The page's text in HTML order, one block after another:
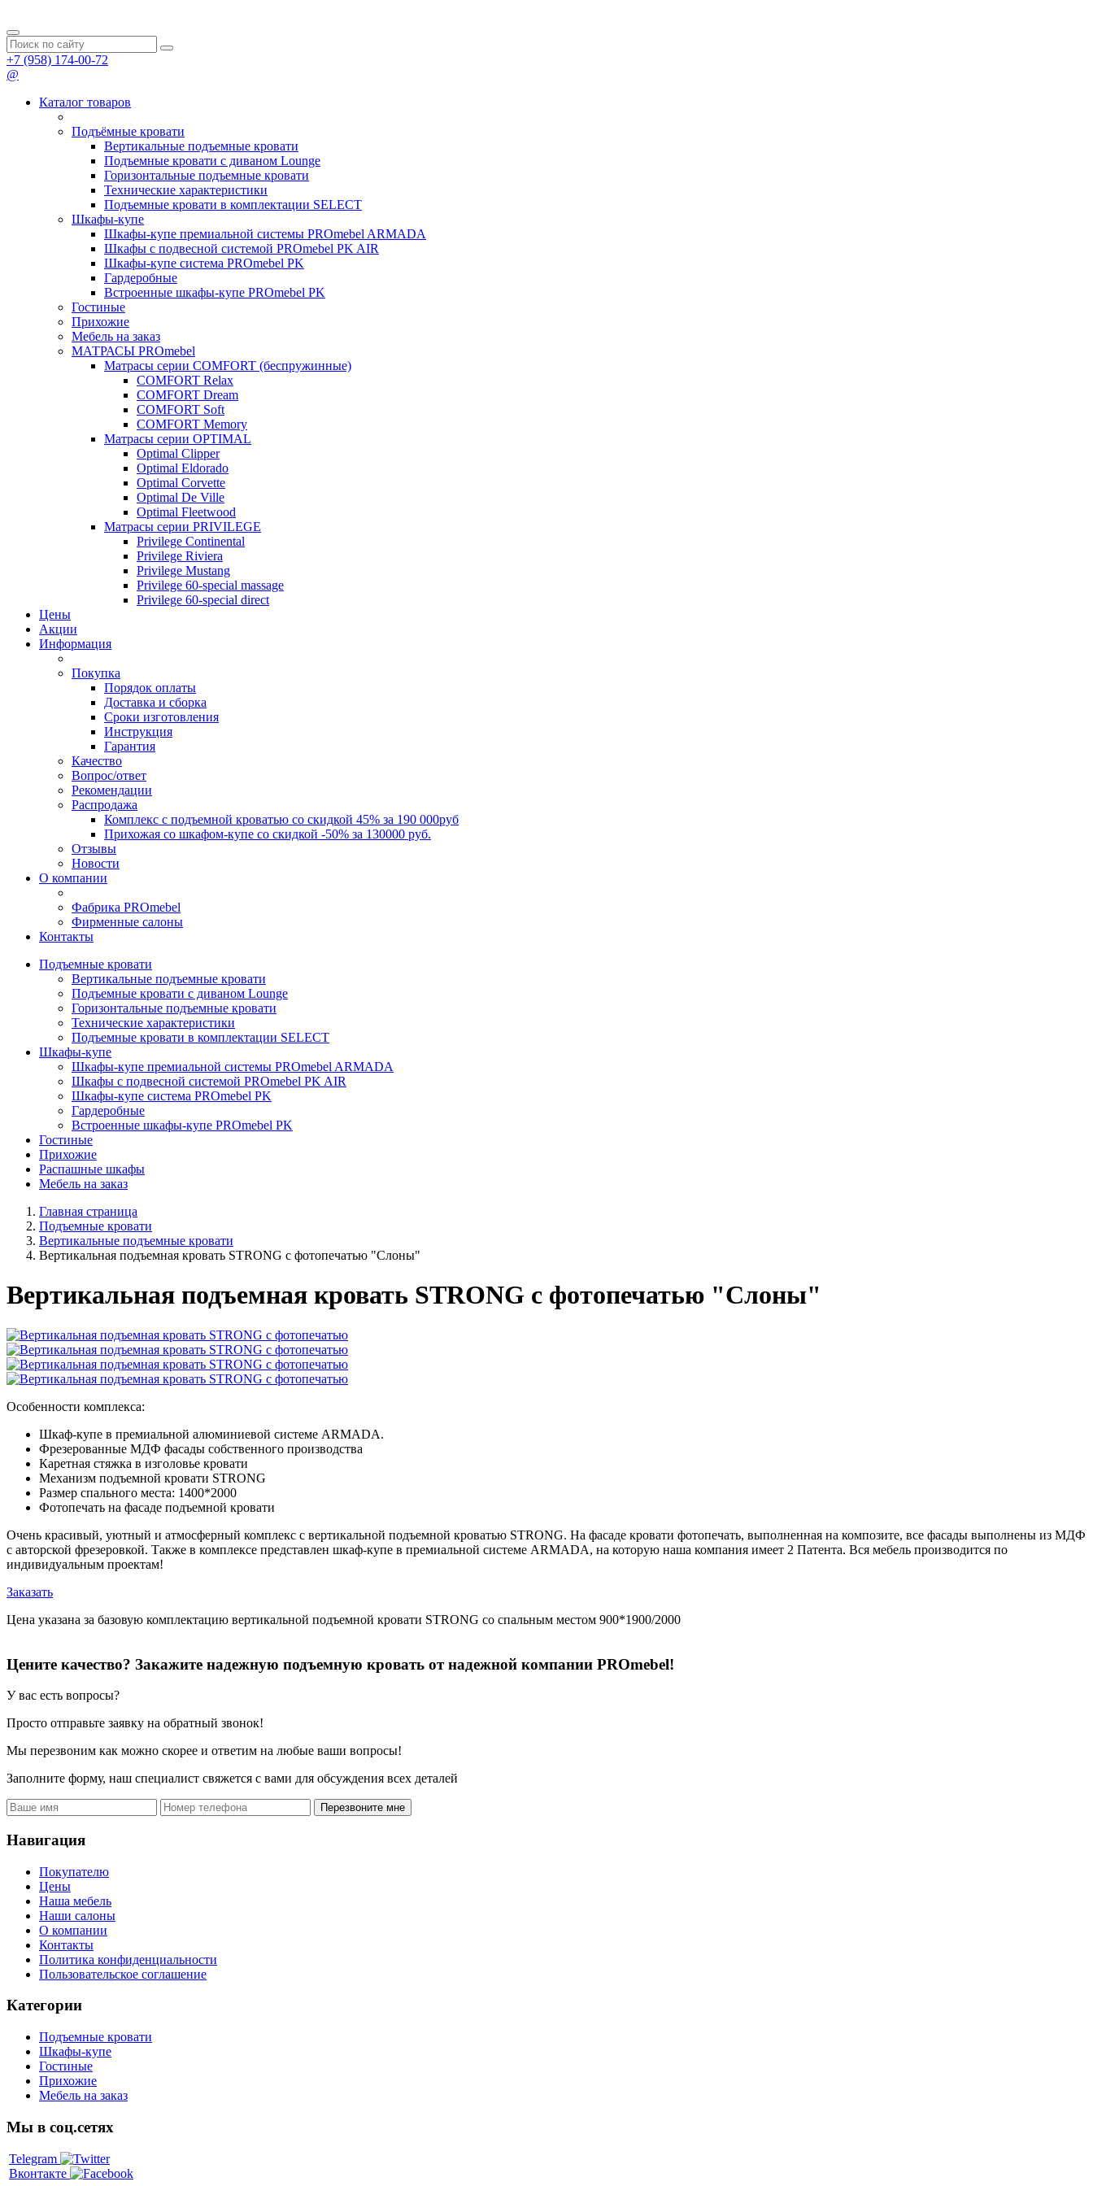
+7 (958) 174-00-72
@
Каталог товаров
Подъёмные кровати
Вертикальные подъемные кровати
Подъемные кровати с диваном Lounge
Горизонтальные подъемные кровати
Технические характеристики
Подъемные кровати в комплектации SELECT
Шкафы-купе
Шкафы-купе премиальной системы PROmebel ARMADA
Шкафы с подвесной системой PROmebel PK AIR
Шкафы-купе система PROmebel PK
Гардеробные
Встроенные шкафы-купе PROmebel PK
Гостиные
Прихожие
Мебель на заказ
МАТРАСЫ PROmebel
Матрасы серии COMFORT (беспружинные)
COMFORT Relax
COMFORT Dream
COMFORT Soft
COMFORT Memory
Матрасы серии OPTIMAL
Optimal Clipper
Optimal Eldorado
Optimal Corvette
Optimal De Ville
Optimal Fleetwood
Матрасы серии PRIVILEGE
Privilege Continental
Privilege Riviera
Privilege Mustang
Privilege 60-special massage
Privilege 60-special direct
Цены
Акции
Информация
Покупка
Порядок оплаты
Доставка и сборка
Сроки изготовления
Инструкция
Гарантия
Качество
Вопрос/ответ
Рекомендации
Распродажа
Комплекс с подъемной кроватью со скидкой 45% за 190 000руб
Прихожая со шкафом-купе со скидкой -50% за 130000 руб.
Отзывы
Новости
О компании
Фабрика PROmebel
Фирменные салоны
Контакты
Подъемные кровати
Вертикальные подъемные кровати
Подъемные кровати с диваном Lounge
Горизонтальные подъемные кровати
Технические характеристики
Подъемные кровати в комплектации SELECT
Шкафы-купе
Шкафы-купе премиальной системы PROmebel ARMADA
Шкафы с подвесной системой PROmebel PK AIR
Шкафы-купе система PROmebel PK
Гардеробные
Встроенные шкафы-купе PROmebel PK
Гостиные
Прихожие
Распашные шкафы
Мебель на заказ
Главная страница
Подъемные кровати
Вертикальные подъемные кровати
Вертикальная подъемная кровать STRONG с фотопечатью "Слоны"
Вертикальная подъемная кровать STRONG с фотопечатью "Слоны"
Особенности комплекса:
Шкаф-купе в премиальной алюминиевой системе ARMADA.
Фрезерованные МДФ фасады собственного производства
Каретная стяжка в изголовье кровати
Механизм подъемной кровати STRONG
Размер спального места: 1400*2000
Фотопечать на фасаде подъемной кровати
Очень красивый, уютный и атмосферный комплекс с вертикальной подъемной кроватью STRONG. На фасаде кровати фотопечать, выполненная на композите, все фасады выполнены из МДФ
с авторской фрезеровкой. Также в комплексе представлен шкаф-купе в премиальной системе ARMADA, на которую наша компания имеет 2 Патента. Вся мебель производится по
индивидуальным проектам!
Заказать
Цена указана за базовую комплектацию вертикальной подъемной кровати STRONG со спальным местом 900*1900/2000
Цените качество? Закажите надежную подъемную кровать от надежной компании PROmebel!
У вас есть вопросы?
Просто отправьте заявку на обратный звонок!
Мы перезвоним как можно скорее и ответим на любые ваши вопросы!
Заполните форму, наш специалист свяжется с вами для обсуждения всех деталей
Перезвоните мне
Навигация
Покупателю
Цены
Наша мебель
Наши салоны
О компании
Контакты
Политика конфиденциальности
Пользовательское соглашение
Категории
Подъемные кровати
Шкафы-купе
Гостиные
Прихожие
Мебель на заказ
Мы в соц.сетях
Telegram
Вконтакте